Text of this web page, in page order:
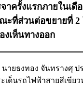
าครั้งแรกภายในเ
ที่ส่วนต่อขยายที่ 2
เห็นทางออก
ายธงทอง จันทรางศุ
ะเด็นรถไฟฟ้าสายสีเ